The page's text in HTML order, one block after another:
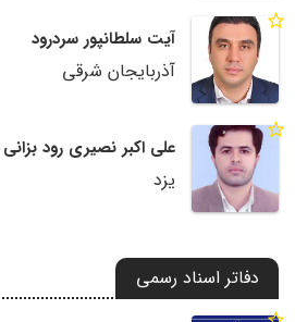
آیت سلطانپور سردرود
آذربایجان شرقی
علی اکبر نصیری رود بزانی
یزد
دفاتر اسناد رسمی